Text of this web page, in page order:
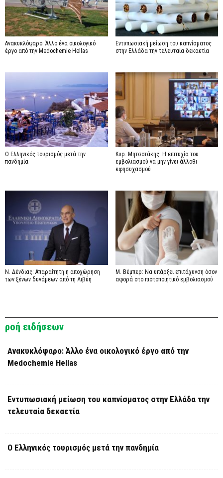
Ανακυκλόψαρο: Άλλο ένα οικολογικό
έργο από την Medochemie Hellas
Εντυπωσιακή μείωση του καπνίσματος
στην Ελλάδα την τελευταία δεκαετία
Ο Ελληνικός τουρισμός μετά την
πανδημία
Κυρ. Μητσοτάκης: Η επιτυχία του
εμβολιασμού να μην γίνει άλλοθι
εφησυχασμού
Ν. Δένδιας: Απαραίτητη η αποχώρηση
των ξένων δυνάμεων από τη Λιβύη
Μ. Βέμπερ: Να υπάρξει επιτάχυνση όσον
αφορά στο πιστοποιητικό εμβολιασμού
ροή ειδήσεων
Ανακυκλόψαρο: Άλλο ένα οικολογικό έργο από την
Medochemie Hellas
Εντυπωσιακή μείωση του καπνίσματος στην Ελλάδα την
τελευταία δεκαετία
Ο Ελληνικός τουρισμός μετά την πανδημία